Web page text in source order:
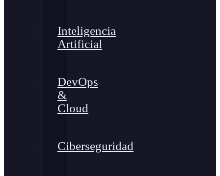
Inteligencia
Artificial
DevOps
&
Cloud
Ciberseguridad